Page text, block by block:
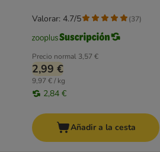
Precio normal 3,57 €
2,99 €
9,97 € / kg
2,84 €
Valorar: 4.7/5 (37)
Añadir a la cesta